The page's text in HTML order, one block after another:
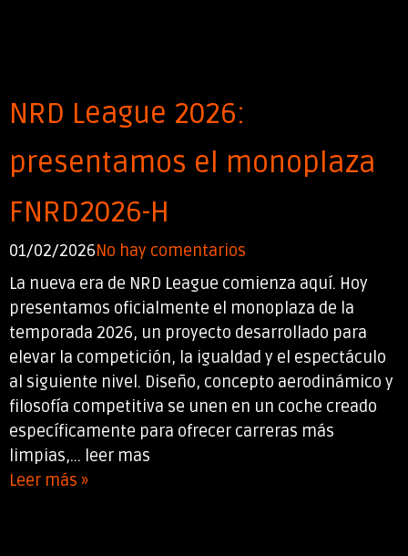
NRD League 2026:
presentamos el monoplaza
FNRD2026-H
01/02/2026No hay comentarios
La nueva era de NRD League comienza aquí. Hoy
presentamos oficialmente el monoplaza de la
temporada 2026, un proyecto desarrollado para
elevar la competición, la igualdad y el espectáculo
al siguiente nivel. Diseño, concepto aerodinámico y
filosofía competitiva se unen en un coche creado
específicamente para ofrecer carreras más
limpias,... leer mas
Leer más »